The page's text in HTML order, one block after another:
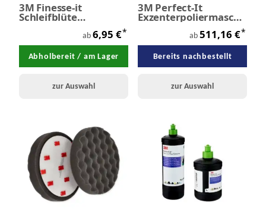
3M Finesse-it
Schleifblüte
Blüten Ø 32 mm
ab 6,95 €*
Abholbereit / am Lager
zur Auswahl
3M Perfect-It
Exzenterpoliermaschine
15 mm / 21 mm
ab 511,16 €*
Bereits nachbestellt
zur Auswahl